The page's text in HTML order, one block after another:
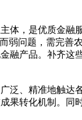
体，是优质金融
弱问题，需完善
融产品。补齐这
、精准地触达
果转化机制。同